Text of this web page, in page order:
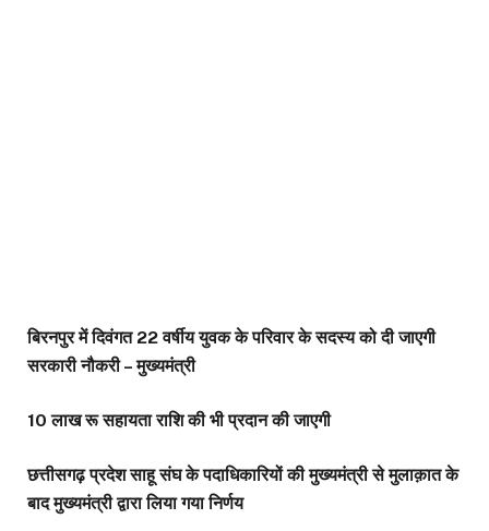
बिरनपुर में दिवंगत 22 वर्षीय युवक के परिवार के सदस्य को दी जाएगी
सरकारी नौकरी – मुख्यमंत्री
10 लाख रू सहायता राशि की भी प्रदान की जाएगी
छत्तीसगढ़ प्रदेश साहू संघ के पदाधिकारियों की मुख्यमंत्री से मुलाक़ात के
बाद मुख्यमंत्री द्वारा लिया गया निर्णय